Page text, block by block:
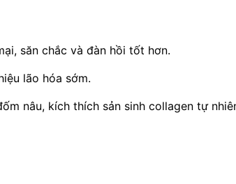
săn chắc và đàn hồi tốt hơn.
lão hóa sớm.
nâu, kích thích sản sinh collagen tự